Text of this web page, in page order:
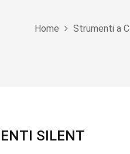
Home Strumenti a
SILENT